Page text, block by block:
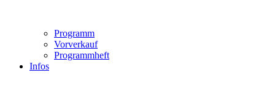
Programm
Vorverkauf
Programmheft
Infos